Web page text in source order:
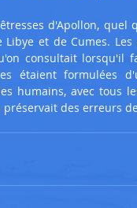
d'Apollon,
et de Cumes.
consultait lorsqu'il
étaient formulées
humains, avec tous
des erreurs